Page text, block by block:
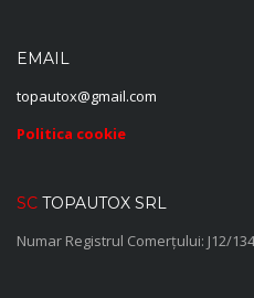
EMAIL
topautox@gmail.com
Politica cookie
SC TOPAUTOX SRL
Numar Registrul Comerțului: J12/